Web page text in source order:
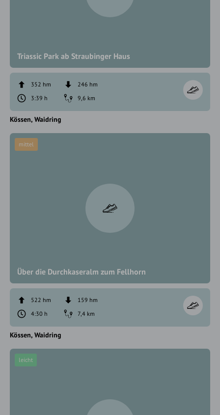
Triassic Park ab Straubinger Haus
352 hm
246 hm
3:39 h
9,6 km
Kössen Waidring
Über die Durchkaseralm zum Fellhorn
mittel
522 hm
159 hm
4:30 h
7,4 km
Kössen Waidring
leicht